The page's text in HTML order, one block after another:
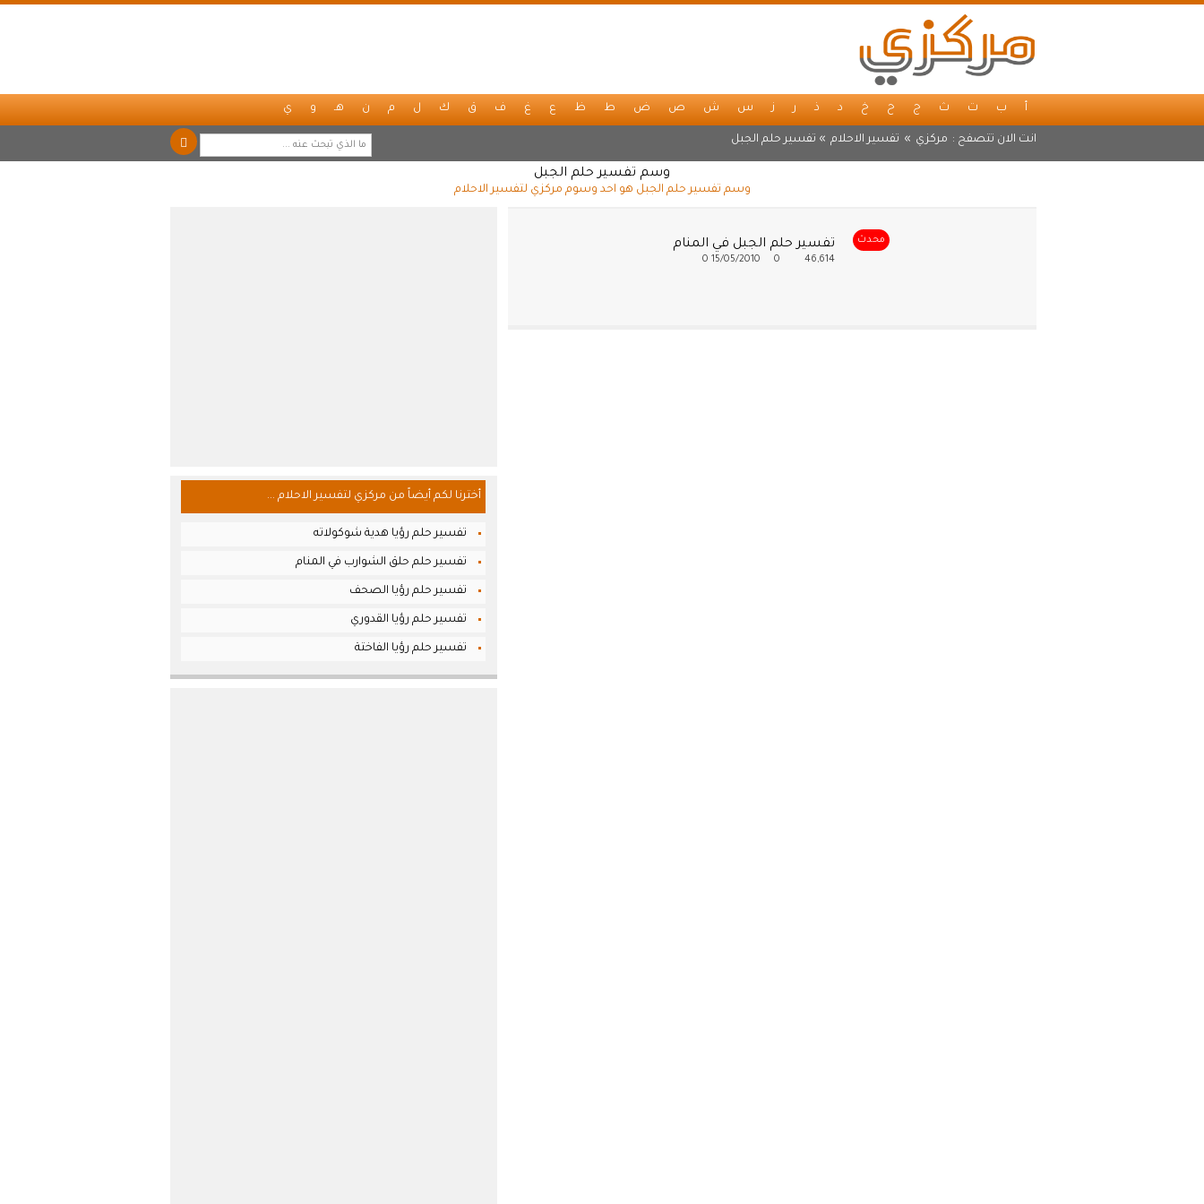
أ ب ت ث ج ح خ د ذ ر ز س ش ص ض ط ظ ع غ ف ق ك ل م ن هـ و ي
انت الان تتصفح : مركزي » تفسير الاحلام » تفسير حلم الجبل
وسم تفسير حلم الجبل
وسم تفسير حلم الجبل هو احد وسوم مركزي لتفسير الاحلام
محدث تفسير حلم الجبل في المنام
46,614
15/05/2010
0
أخترنا لكم أيضاً من مركزي لتفسير الاحلام ...
تفسير حلم رؤيا هدية شوكولاته
تفسير حلم حلق الشوارب في المنام
تفسير حلم رؤيا الصحف
تفسير حلم رؤيا القدوري
تفسير حلم رؤيا الفاختة